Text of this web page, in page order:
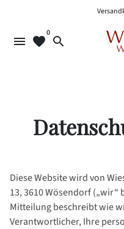
Inhalt
menu favorite
0
search
Diese Website wird von
13, 3610 Wösendorf („wir“
Mitteilung beschreibt wie
Verantwortlicher, Ihre